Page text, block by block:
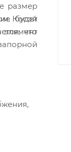
размер
будет
что
Косой
элемент